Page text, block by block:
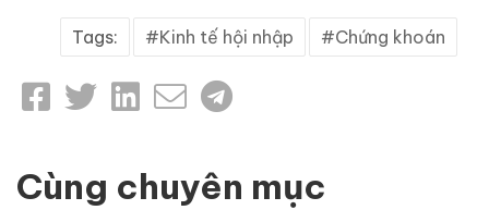
Tags: Kinh tế hội nhập Chứng khoán
Cùng chuyên mục